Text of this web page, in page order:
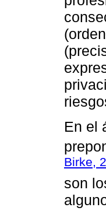
En el
Birke,
son